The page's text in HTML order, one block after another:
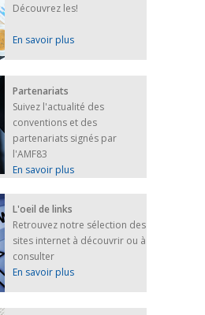
Découvrez les!
En savoir plus
Partenariats
Suivez l'actualité des
conventions et des
partenariats signés par
l'AMF83
En savoir plus
L'oeil de links
Retrouvez notre sélection des
sites internet à découvrir ou à
consulter
En savoir plus